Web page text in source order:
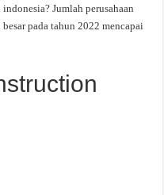
Jumlah perusahaan
pada tahun 2022 mencapai